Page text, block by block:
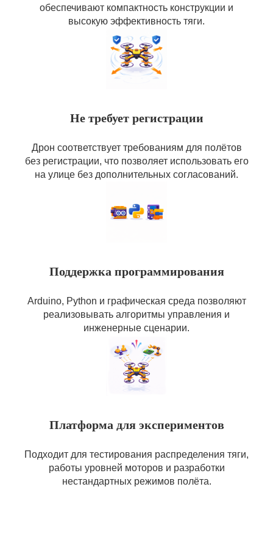
обеспечивают компактность конструкции и
высокую эффективность тяги.
Не требует регистрации
Дрон соответствует требованиям для полётов
без регистрации, что позволяет использовать его
на улице без дополнительных согласований.
Поддержка программирования
Arduino, Python и графическая среда позволяют
реализовывать алгоритмы управления и
инженерные сценарии.
Платформа для экспериментов
Подходит для тестирования распределения тяги,
работы уровней моторов и разработки
нестандартных режимов полёта.